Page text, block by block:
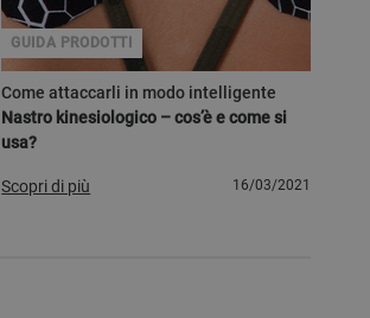
Come attaccarli in modo intelligente
Nastro kinesiologico – cos’è e come si
usa?
GUIDA PRODOTTI
Scopri di più 16/03/2021